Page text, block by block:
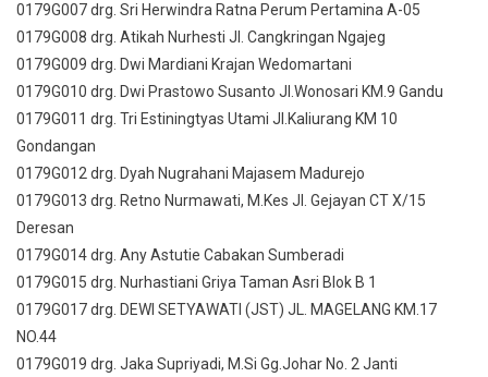
0179G007 drg. Sri Herwindra Ratna Perum Pertamina A-05
0179G008 drg. Atikah Nurhesti Jl. Cangkringan Ngajeg
0179G009 drg. Dwi Mardiani Krajan Wedomartani
0179G010 drg. Dwi Prastowo Susanto Jl.Wonosari KM.9 Gandu
0179G011 drg. Tri Estiningtyas Utami Jl.Kaliurang KM 10
Gondangan
0179G012 drg. Dyah Nugrahani Majasem Madurejo
0179G013 drg. Retno Nurmawati, M.Kes Jl. Gejayan CT X/15
Deresan
0179G014 drg. Any Astutie Cabakan Sumberadi
0179G015 drg. Nurhastiani Griya Taman Asri Blok B 1
0179G017 drg. DEWI SETYAWATI (JST) JL. MAGELANG KM.17
NO.44
0179G019 drg. Jaka Supriyadi, M.Si Gg.Johar No. 2 Janti